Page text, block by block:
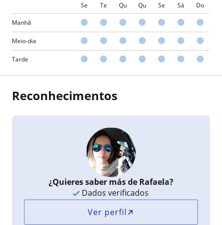
Se Te Qu Qu Se Sá Do
Manhã
Meio-dia
Tarde
Reconhecimentos
¿Quieres saber más de Rafaela?
Dados verificados
Ver perfil